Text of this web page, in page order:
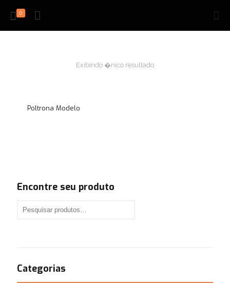
0
Exibindo �nico resultado
Poltrona Modelo
Encontre seu produto
Categorias